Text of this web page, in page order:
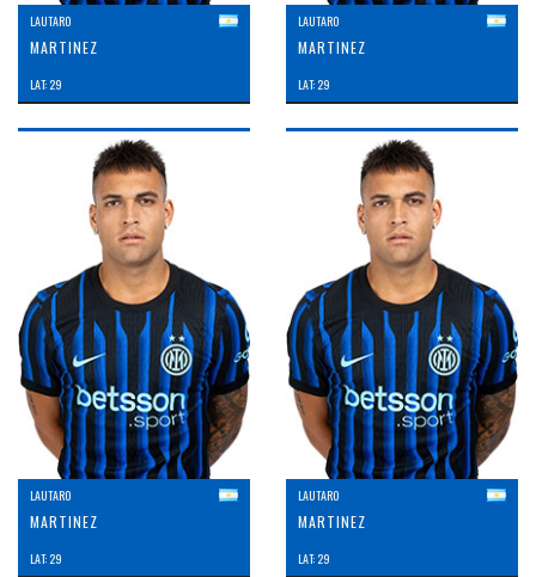
LAUTARO
MARTINEZ
LAT: 29
LAUTARO
MARTINEZ
LAT: 29
LAUTARO
MARTINEZ
LAT: 29
LAUTARO
MARTINEZ
LAT: 29